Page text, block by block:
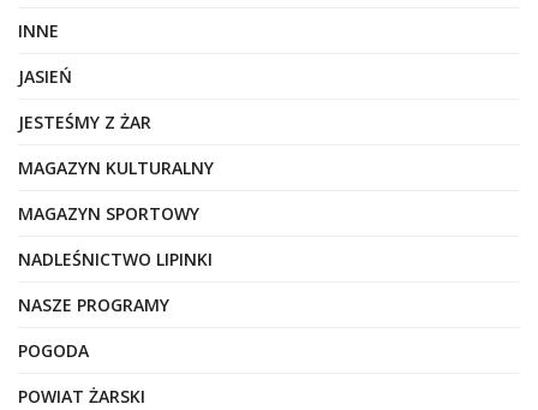
INNE
JASIEŃ
JESTEŚMY Z ŻAR
MAGAZYN KULTURALNY
MAGAZYN SPORTOWY
NADLEŚNICTWO LIPINKI
NASZE PROGRAMY
POGODA
POWIAT ŻARSKI